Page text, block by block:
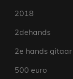
2018
2dehands
2e hands gitaar
500 euro